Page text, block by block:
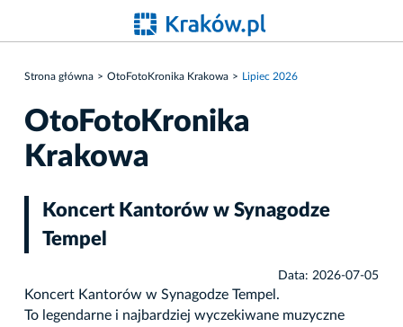
Strona główna OtoFotoKronika Krakowa Lipiec 2026
OtoFotoKronika
Krakowa
Koncert Kantorów w Synagodze
Tempel
Data: 2026-07-05
Koncert Kantorów w Synagodze Tempel.
To legendarne i najbardziej wyczekiwane muzyczne